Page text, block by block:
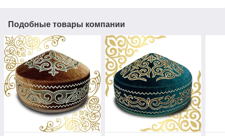
Подобные товары компании